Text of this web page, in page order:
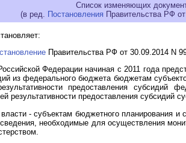
Список изменяющих
(в ред. Постановления Правительства РФ
Правительства РФ от 30.09.2014 N
Федерации начиная с 2011 года
из федерального бюджета бюджетам
предоставления субсидий
результативности предоставления субсидий
- субъектам бюджетного планирования и
необходимые для осуществления